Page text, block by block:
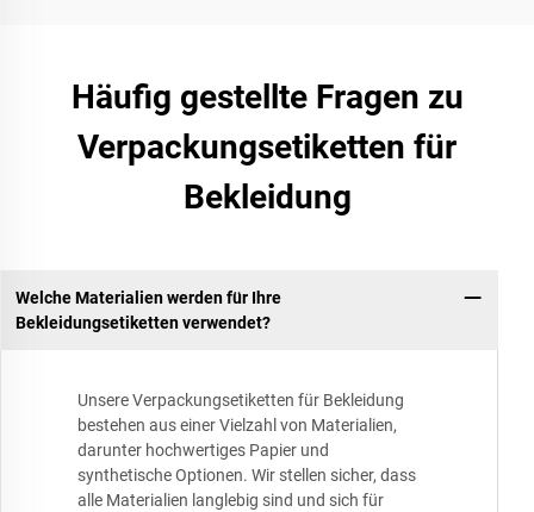
Häufig gestellte Fragen zu
Verpackungsetiketten für
Bekleidung
Welche Materialien werden für Ihre
Bekleidungsetiketten verwendet?
Unsere Verpackungsetiketten für Bekleidung
bestehen aus einer Vielzahl von Materialien,
darunter hochwertiges Papier und
synthetische Optionen. Wir stellen sicher, dass
alle Materialien langlebig sind und sich für